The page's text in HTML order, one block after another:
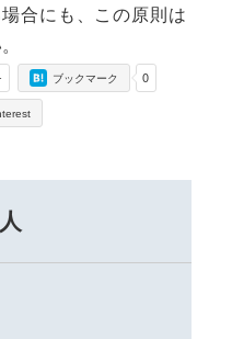
合にも、この原則は
0
ブックマーク